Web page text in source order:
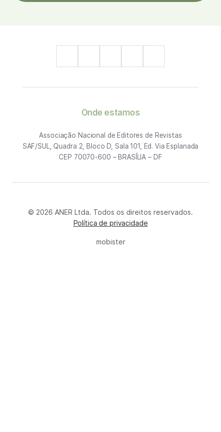
Onde estamos
Associação Nacional de Editores de Revistas
SAF/SUL, Quadra 2, Bloco D, Sala 101, Ed. Via Esplanada
CEP 70070-600 – BRASÍLIA – DF
© 2026 ANER Ltda. Todos os direitos reservados.
Política de privacidade
mobister